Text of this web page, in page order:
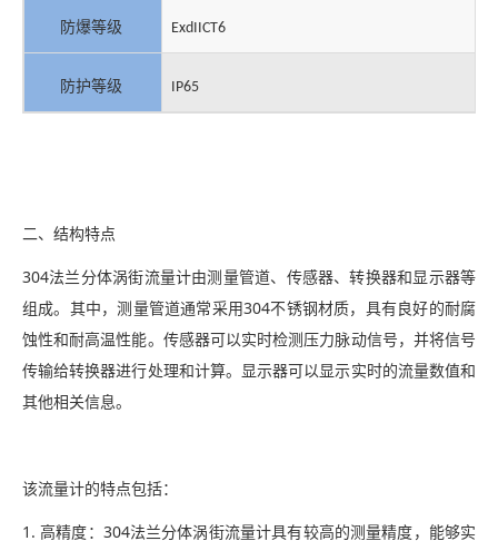
防爆等级 ExdIICT6
防护等级 IP65
二、结构特点
304法兰分体涡街流量计由测量管道、传感器、转换器和显示器等
组成。其中，测量管道通常采用304不锈钢材质，具有良好的耐腐
蚀性和耐高温性能。传感器可以实时检测压力脉动信号，并将信号
传输给转换器进行处理和计算。显示器可以显示实时的流量数值和
其他相关信息。
该流量计的特点包括：
1. 高精度：304法兰分体涡街流量计具有较高的测量精度，能够实